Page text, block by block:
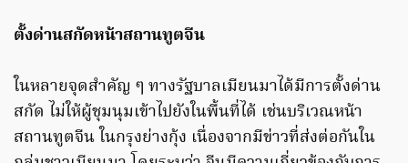
ตั้งด่านสกัดหน้าสถานทูตจีน
ในหลายจุดสำคัญ ๆ ทางรัฐบาลเมียนมาได้มีการตั้งด่าน
สกัด ไม่ให้ผู้ชุมนุมเข้าไปยังในพื้นที่ได้ เช่นบริเวณหน้า
สถานทูตจีน ในกรุงย่างกุ้ง เนื่องจากมีข่าวที่ส่งต่อกันใน